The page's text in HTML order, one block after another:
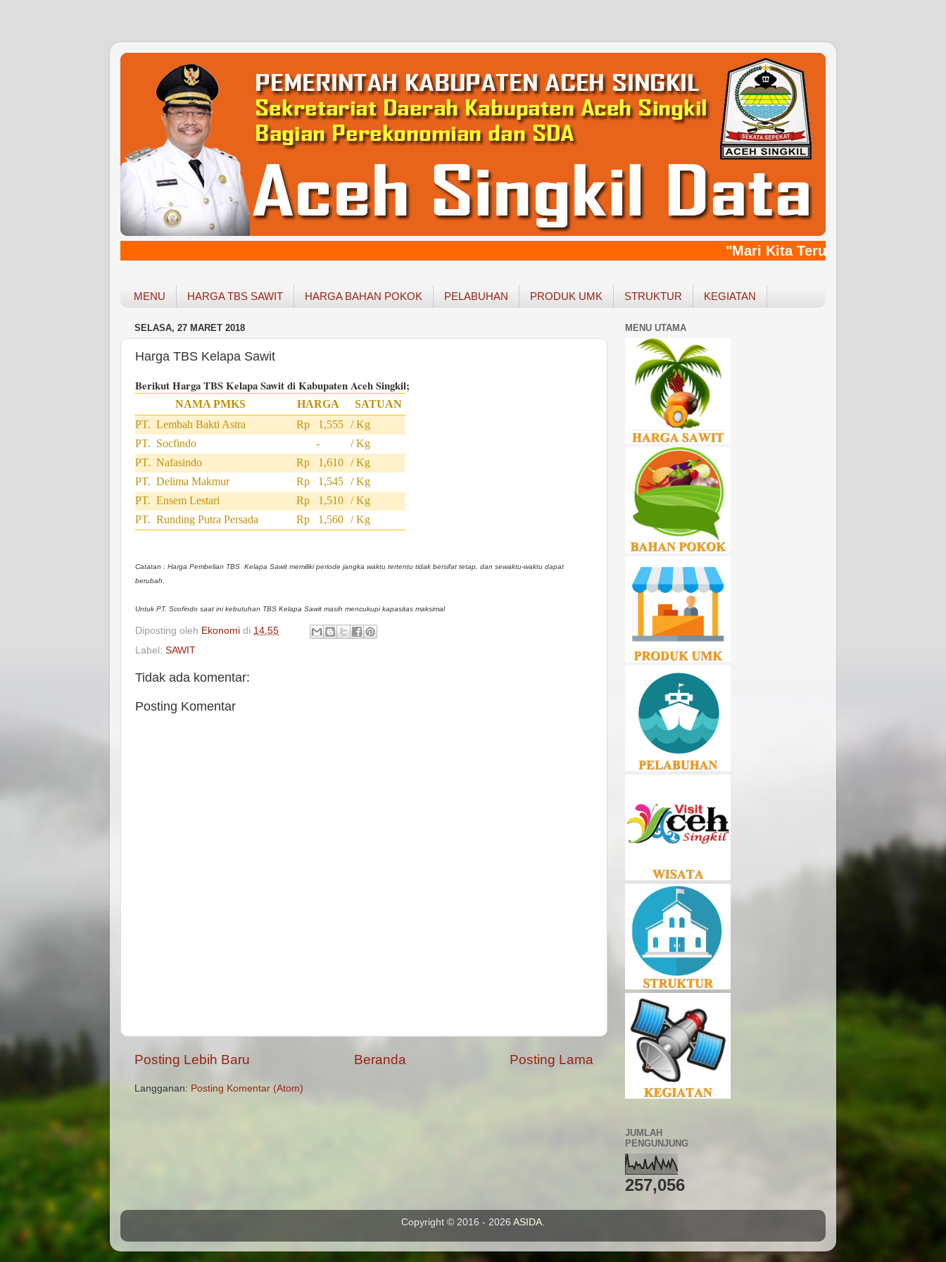
"Mari Kita Terus Bersinergy,
MENU HARGA TBS SAWIT HARGA BAHAN POKOK PELABUHAN PRODUK UMK STRUKTUR KEGIATAN
SELASA, 27 MARET 2018
Harga TBS Kelapa Sawit
Berikut Harga TBS Kelapa Sawit di Kabupaten Aceh Singkil;
NAMA PMKS HARGA
SATUAN
PT. Lembah Bakti Astra
Rp 1,555 / Kg
PT. Socfindo
-
/ Kg
PT. Nafasindo
Rp 1,610 / Kg
PT. Delima Makmur
Rp 1,545 / Kg
PT. Ensem Lestari
Rp 1,510 / Kg
PT. Runding Putra Persada
Rp 1,560 / Kg
Catatan : Harga Pembelian TBS Kelapa Sawit memiliki periode jangka waktu tertentu tidak bersifat tetap, dan sewaktu-waktu dapat
berubah.
Untuk PT. Scofindo saat ini kebutuhan TBS Kelapa Sawit masih mencukupi kapasitas maksimal
Diposting oleh Ekonomi di 14.55
Label: SAWIT
Tidak ada komentar:
Posting Komentar
Posting Lebih Baru Posting Lama
Beranda
Langganan: Posting Komentar (Atom)
MENU UTAMA
JUMLAH
PENGUNJUNG
257,056
Copyright © 2016 - 2026 ASIDA